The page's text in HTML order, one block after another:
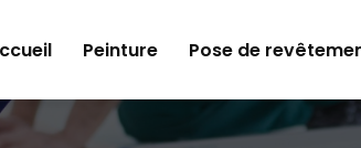
Peinture Pose de